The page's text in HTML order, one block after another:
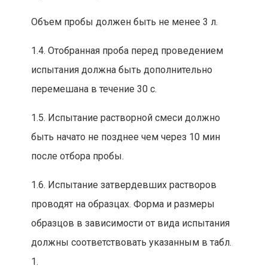
Объем пробы должен быть не менее 3 л.
1.4. Отобранная проба перед проведением
испытания должна быть дополнительно
перемешана в течение 30 с.
1.5. Испытание растворной смеси должно
быть начато не позднее чем через 10 мин
после отбора пробы.
1.6. Испытание затвердевших растворов
проводят на образцах. Форма и размеры
образцов в зависимости от вида испытания
должны соответствовать указанным в табл.
1.